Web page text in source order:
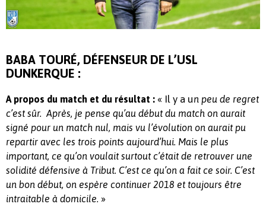
BABA TOURÉ, DÉFENSEUR DE L’USL
DUNKERQUE :
A propos du match et du résultat : « Il y a un peu de regret
c’est sûr. Après, je pense qu’au début du match on aurait
signé pour un match nul, mais vu l’évolution on aurait pu
repartir avec les trois points aujourd’hui. Mais le plus
important, ce qu’on voulait surtout c’était de retrouver une
solidité défensive à Tribut. C’est ce qu’on a fait ce soir. C’est
un bon début, on espère continuer 2018 et toujours être
intraitable à domicile. »